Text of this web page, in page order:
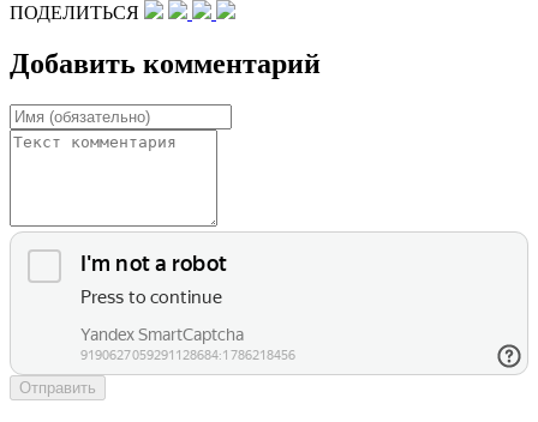
ПОДЕЛИТЬСЯ
Добавить комментарий
Отправить